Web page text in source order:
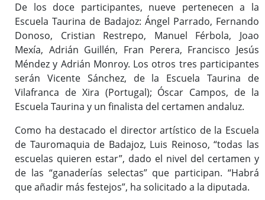
De los doce participantes, nueve pertenecen a la
Escuela Taurina de Badajoz: Ángel Parrado, Fernando
Donoso, Cristian Restrepo, Manuel Férbola, Joao
Mexía, Adrián Guillén, Fran Perera, Francisco Jesús
Méndez y Adrián Monroy. Los otros tres participantes
serán Vicente Sánchez, de la Escuela Taurina de
Vilafranca de Xira (Portugal); Óscar Campos, de la
Escuela Taurina y un finalista del certamen andaluz.
Como ha destacado el director artístico de la Escuela
de Tauromaquia de Badajoz, Luis Reinoso, “todas las
escuelas quieren estar”, dado el nivel del certamen y
de las “ganaderías selectas” que participan. “Habrá
que añadir más festejos”, ha solicitado a la diputada.